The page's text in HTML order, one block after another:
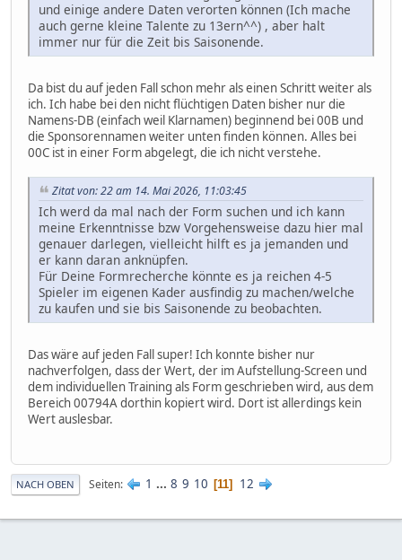
und einige andere Daten verorten können (Ich mache
auch gerne kleine Talente zu 13ern^^) , aber halt
immer nur für die Zeit bis Saisonende.
Da bist du auf jeden Fall schon mehr als einen Schritt weiter als
ich. Ich habe bei den nicht flüchtigen Daten bisher nur die
Namens-DB (einfach weil Klarnamen) beginnend bei 00B und
die Sponsorennamen weiter unten finden können. Alles bei
00C ist in einer Form abgelegt, die ich nicht verstehe.
Zitat von: 22 am 14. Mai 2026, 11:03:45
Ich werd da mal nach der Form suchen und ich kann
meine Erkenntnisse bzw Vorgehensweise dazu hier mal
genauer darlegen, vielleicht hilft es ja jemanden und
er kann daran anknüpfen.
Für Deine Formrecherche könnte es ja reichen 4-5
Spieler im eigenen Kader ausfindig zu machen/welche
zu kaufen und sie bis Saisonende zu beobachten.
Das wäre auf jeden Fall super! Ich konnte bisher nur
nachverfolgen, dass der Wert, der im Aufstellung-Screen und
dem individuellen Training als Form geschrieben wird, aus dem
Bereich 00794A dorthin kopiert wird. Dort ist allerdings kein
Wert auslesbar.
NACH OBEN Seiten 1 ... 8 9 10 11 12